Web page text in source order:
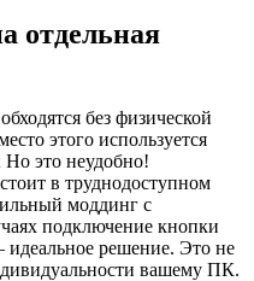
отдельная
без физической
этого используется
Но это неудобно!
в труднодоступном
моддинг с
подключение кнопки
идеальное решение. Это не
вашему ПК.